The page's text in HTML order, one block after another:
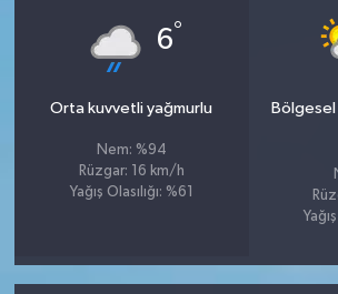
6°
Orta kuvvetli yağmurlu
Nem: %94
Rüzgar: 16 km/h
Yağış Olasılığı: %61